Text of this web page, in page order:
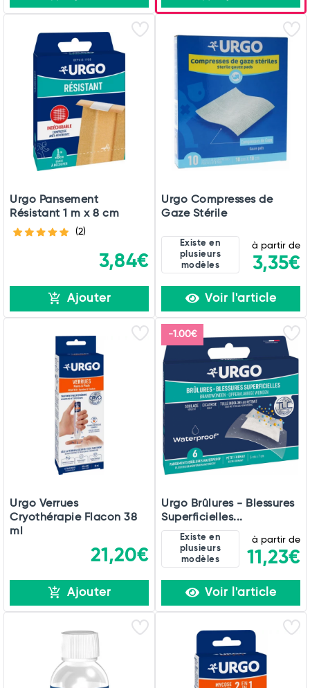
Urgo Pansement
Résistant 1 m x 8 cm
(2)
3,84€
Ajouter
Urgo Compresses de
Gaze Stérile
Existe en
plusieurs
modèles
à partir de
3,35€
Voir l'article
Urgo Verrues
Cryothérapie Flacon 38
ml
21,20€
Ajouter
-1.00€
Urgo Brûlures - Blessures
Superficielles...
Existe en
plusieurs
modèles
à partir de
11,23€
Voir l'article